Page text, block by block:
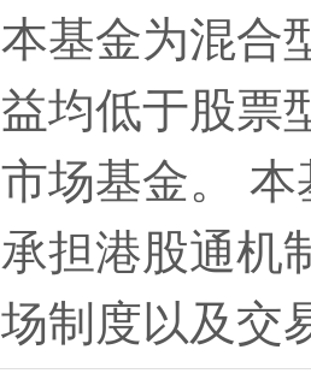
本基金为混合
益均低于股票
市场基金。
承担港股通机
场制度以及交